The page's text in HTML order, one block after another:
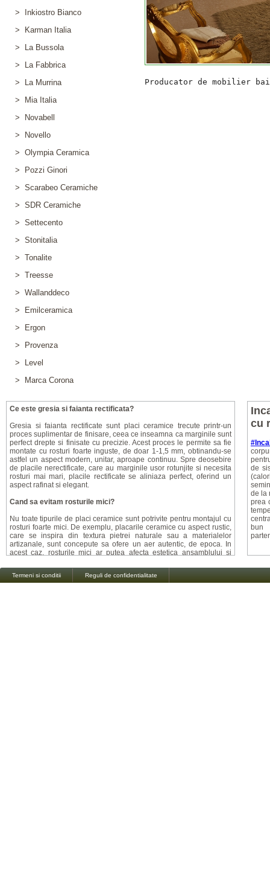
> Inkiostro Bianco
> Karman Italia
> La Bussola
> La Fabbrica
> La Murrina
> Mia Italia
> Novabell
> Novello
> Olympia Ceramica
> Pozzi Ginori
> Scarabeo Ceramiche
> SDR Ceramiche
> Settecento
> Stonitalia
> Tonalite
> Treesse
> Wallanddeco
> Emilceramica
> Ergon
> Provenza
> Level
> Marca Corona
Ce este gresia si faianta rectificata?
Gresia si faianta rectificate sunt placi ceramice trecute printr-un
proces suplimentar de finisare, ceea ce inseamna ca marginile sunt
perfect drepte si finisate cu precizie. Acest proces le permite sa fie
montate cu rosturi foarte inguste, de doar 1-1,5 mm, obtinandu-se
astfel un aspect modern, unitar, aproape continuu. Spre deosebire
de placile nerectificate, care au marginile usor rotunjite si necesita
rosturi mai mari, placile rectificate se aliniaza perfect, oferind un
aspect rafinat si elegant.
Cand sa evitam rosturile mici?
Nu toate tipurile de placi ceramice sunt potrivite pentru montajul cu
rosturi foarte mici. De exemplu, placarile ceramice cu aspect rustic,
care se inspira din textura pietrei naturale sau a materialelor
artizanale, sunt concepute sa ofere un aer autentic, de epoca. In
acest caz, rosturile mici ar putea afecta estetica ansamblului si
placi, se recomanda un rost de minim 2 mm, pentru a pastra
farmecul vizual si a compensa micile variatii de forma.
cu
de
de la
prea
bun
Termeni si conditii Reguli de confidentialitate